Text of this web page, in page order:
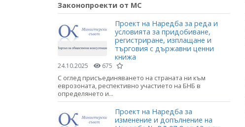
Законопроекти от МС
Проект на Наредба за реда и
условията за придобиване,
регистриране, изплащане и
търговия с държавни ценни
книжа
24.10.2025 675
С оглед присъединяването на страната ни към
еврозоната, респективно участието на БНБ в
определянето и...
Проект на Наредба за
изменение и допълнение на